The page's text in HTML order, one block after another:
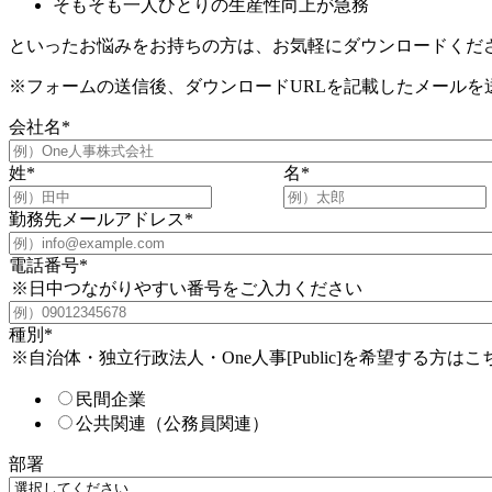
そもそも一人ひとりの生産性向上が急務
といったお悩みをお持ちの方は、お気軽にダウンロードくだ
※フォームの送信後、ダウンロードURLを記載したメールを
会社名*
姓* 名*
勤務先メールアドレス*
電話番号*
※日中つながりやすい番号をご入力ください
種別 *
※自治体・独立行政法人・One人事[Public]を希望する方はこ
民間企業
公共関連（公務員関連）
部署